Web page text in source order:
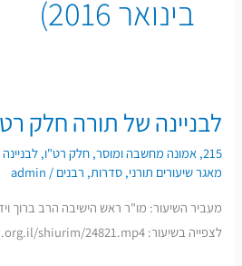
בינואר 2016)
לבניינה של תורה חלק
215
,אמונה מחשבה ומוסר,חלק רט"ו,
מאגר שיעורים תורני,סדרות, רבנים /
admin
מעביר השיעור: מו"ר ראש הישיבה הרב ברוך
לצפייה בשיעור: http://files.hakotel.org.il/shiurim/24821.mp4
לבניינה
תורה
רט"ו